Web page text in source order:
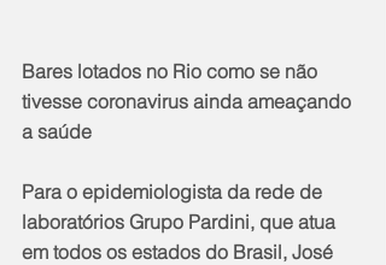
Bares lotados no Rio como se não
tivesse coronavirus ainda ameaçando
a saúde
Para o epidemiologista da rede de
laboratórios Grupo Pardini, que atua
em todos os estados do Brasil, José